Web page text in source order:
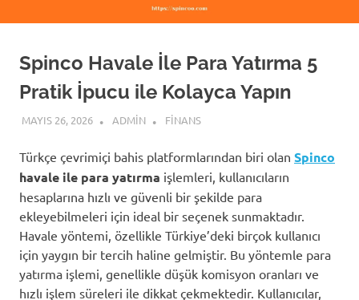
Spinco Havale İle Para Yatırma 5
Pratik İpucu ile Kolayca Yapın
MAYIS 26, 2026 ADMIN FINANS
Türkçe çevrimiçi bahis platformlarından biri olan Spinco
havale ile para yatırma işlemleri, kullanıcıların
hesaplarına hızlı ve güvenli bir şekilde para
ekleyebilmeleri için ideal bir seçenek sunmaktadır.
Havale yöntemi, özellikle Türkiye’deki birçok kullanıcı
için yaygın bir tercih haline gelmiştir. Bu yöntemle para
yatırma işlemi, genellikle düşük komisyon oranları ve
hızlı işlem süreleri ile dikkat çekmektedir. Kullanıcılar,